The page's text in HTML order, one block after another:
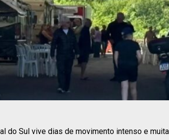
do Sul vive dias de movimento intenso e